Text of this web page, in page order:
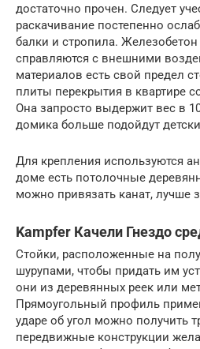
достаточно прочен. Следует
раскачивание постепенно
балки и стропила.
справляются с внешними
материалов есть свой предел
плиты перекрытия в квартире
Она запросто выдержит вес в
домика больше подойдут
Для крепления используются
доме есть потолочные
можно привязать канат, лучше
Kampfer Качели Гнездо
Стойки, расположенные на
шурупами, чтобы придать им
они из деревянных реек или
Прямоугольный профиль
ударе об угол можно получить
передвижные конструкции